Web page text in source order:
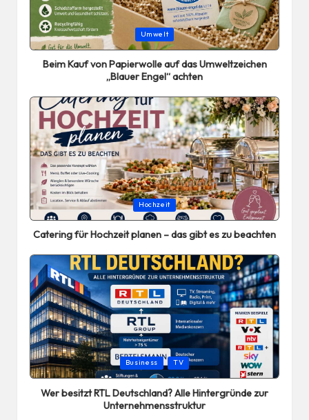
Posted
in
Umwelt
Beim Kauf von Papierwolle auf das Umweltzeichen
„Blauer Engel“ achten
Posted
in
Hochzeit
Catering für Hochzeit planen – das gibt es zu beachten
Posted
in
Business TV
Wer besitzt RTL Deutschland? Alle Hintergründe zur
Unternehmensstruktur